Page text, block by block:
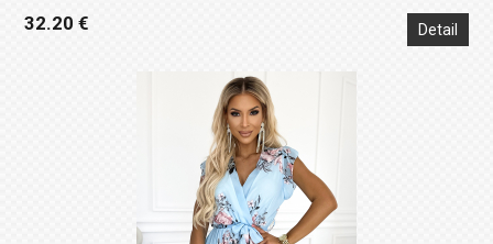
32.20 € Detail